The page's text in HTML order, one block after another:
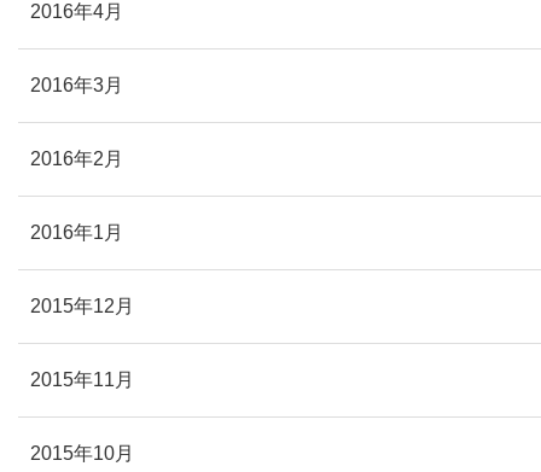
2016年4月
2016年3月
2016年2月
2016年1月
2015年12月
2015年11月
2015年10月